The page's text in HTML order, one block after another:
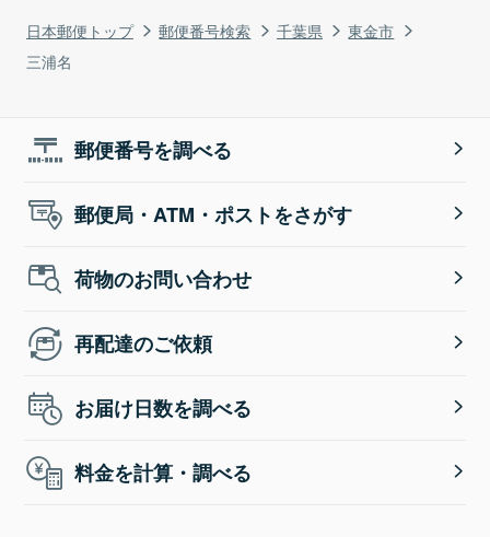
日本郵便トップ 郵便番号検索 千葉県
東金市
三浦名
郵便番号を調べる
郵便局・ATM・ポストをさがす
荷物のお問い合わせ
再配達のご依頼
お届け日数を調べる
料金を計算・調べる